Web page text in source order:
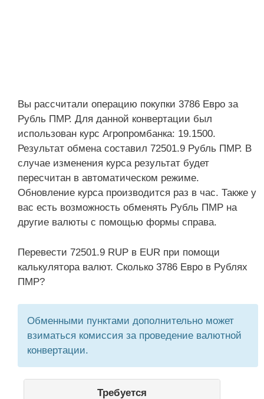
Вы рассчитали операцию покупки 3786 Евро за
Рубль ПМР. Для данной конвертации был
использован курс Агропромбанка: 19.1500.
Результат обмена составил 72501.9 Рубль ПМР. В
случае изменения курса результат будет
пересчитан в автоматическом режиме.
Обновление курса производится раз в час. Также у
вас есть возможность обменять Рубль ПМР на
другие валюты с помощью формы справа.
Перевести 72501.9 RUP в EUR при помощи
калькулятора валют. Сколько 3786 Евро в Рублях
ПМР?
Обменными пунктами дополнительно может
взиматься комиссия за проведение валютной
конвертации.
Требуется